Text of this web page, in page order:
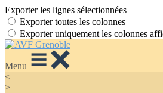
Exporter les lignes sélectionnées
Exporter toutes les colonnes
Exporter uniquement les colonnes
Menu
<
>